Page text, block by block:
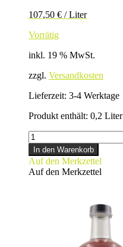
107,50 € /Liter
Vorrätig
inkl. 19 % MwSt.
zzgl. Versandkosten
Lieferzeit: 3-4 Werktage
Produkt enthält: 0,2 Liter
WHISKY
-
klein-
Menge
In den Warenkorb
Auf den Merkzettel
Auf den Merkzettel